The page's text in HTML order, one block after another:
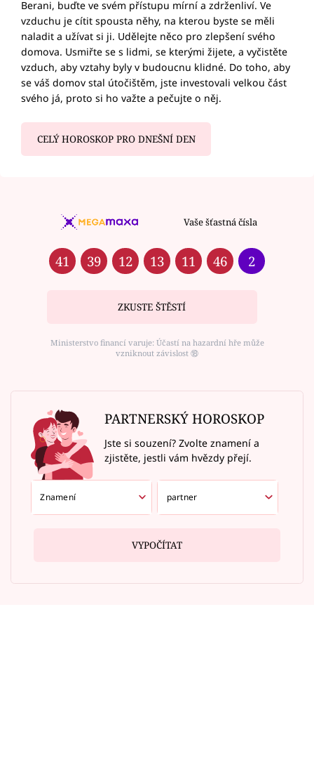
Berani, buďte ve svém přístupu mírní a zdrženliví. Ve
vzduchu je cítit spousta něhy, na kterou byste se měli
naladit a užívat si ji. Udělejte něco pro zlepšení svého
domova. Usmiřte se s lidmi, se kterými žijete, a vyčistěte
vzduch, aby vztahy byly v budoucnu klidné. Do toho, aby
se váš domov stal útočištěm, jste investovali velkou část
svého já, proto si ho važte a pečujte o něj.
CELÝ HOROSKOP PRO DNEŠNÍ DEN
Vaše šťastná čísla
41 39 12 13 11 46 2
ZKUSTE ŠTĚSTÍ
Ministerstvo financí varuje: Účastí na hazardní hře může
vzniknout závislost ⑱
PARTNERSKÝ HOROSKOP
Jste si souzení? Zvolte znamení a
zjistěte, jestli vám hvězdy přejí.
VYPOČÍTAT